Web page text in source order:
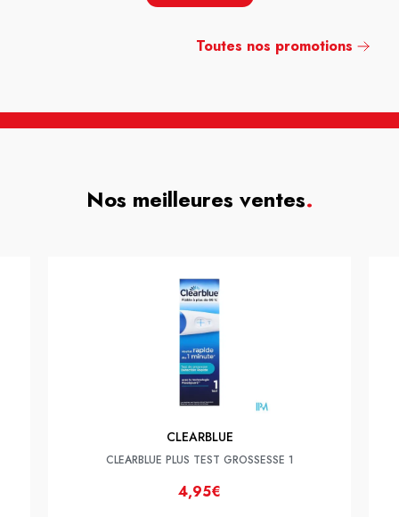
Toutes nos promotions
Nos meilleures ventes.
CLEARBLUE
CLEARBLUE PLUS TEST GROSSESSE 1
4,95€